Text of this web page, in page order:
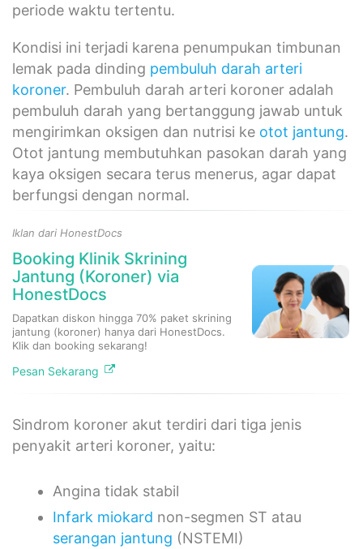
periode waktu tertentu.
Kondisi ini terjadi karena penumpukan timbunan
lemak pada dinding pembuluh darah arteri
koroner. Pembuluh darah arteri koroner adalah
pembuluh darah yang bertanggung jawab untuk
mengirimkan oksigen dan nutrisi ke otot jantung.
Otot jantung membutuhkan pasokan darah yang
kaya oksigen secara terus menerus, agar dapat
berfungsi dengan normal.
Iklan dari HonestDocs
Booking Klinik Skrining
Jantung (Koroner) via
HonestDocs
Dapatkan diskon hingga 70% paket skrining
jantung (koroner) hanya dari HonestDocs.
Klik dan booking sekarang!
Pesan Sekarang
Sindrom koroner akut terdiri dari tiga jenis
penyakit arteri koroner, yaitu:
Angina tidak stabil
Infark miokard non-segmen ST atau
serangan jantung (NSTEMI)